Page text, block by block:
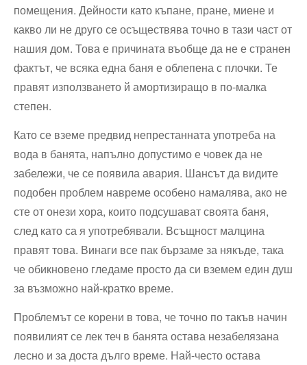
помещения. Дейности като къпане, пране, миене и
какво ли не друго се осъществява точно в тази част от
нашия дом. Това е причината въобще да не е странен
фактът, че всяка една баня е облепена с плочки. Те
правят използването й амортизиращо в по-малка
степен.
Като се вземе предвид непрестанната употреба на
вода в банята, напълно допустимо е човек да не
забележи, че се появила авария. Шансът да видите
подобен проблем навреме особено намалява, ако не
сте от онези хора, които подсушават своята баня,
след като са я употребявали. Всъщност малцина
правят това. Винаги все пак бързаме за някъде, така
че обикновено гледаме просто да си вземем един душ
за възможно най-кратко време.
Проблемът се корени в това, че точно по такъв начин
появилият се лек теч в банята остава незабелязана
лесно и за доста дълго време. Най-често остава